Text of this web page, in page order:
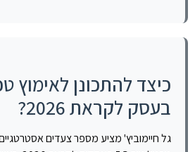
בעסק לקראת 2026?
גל חיימוביץ' מציע מספר צעדים